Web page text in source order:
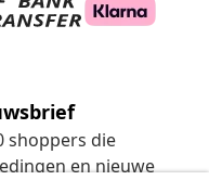
shoppers die
en nieuwe